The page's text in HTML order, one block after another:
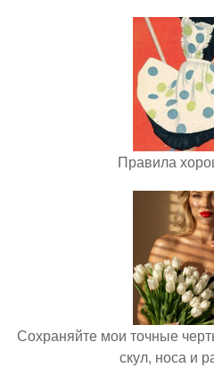
Правила
Сохраняйте мои точные
скул, носа и